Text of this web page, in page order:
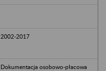
2002-2017
Dokumentacja osobowo-płacowa